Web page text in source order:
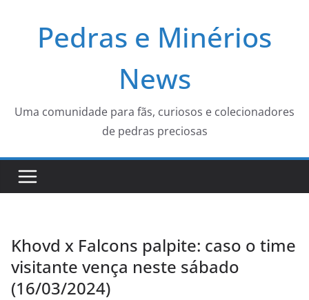
Pedras e Minérios
News
Uma comunidade para fãs, curiosos e colecionadores
de pedras preciosas
Khovd x Falcons palpite: caso o time
visitante vença neste sábado
(16/03/2024)